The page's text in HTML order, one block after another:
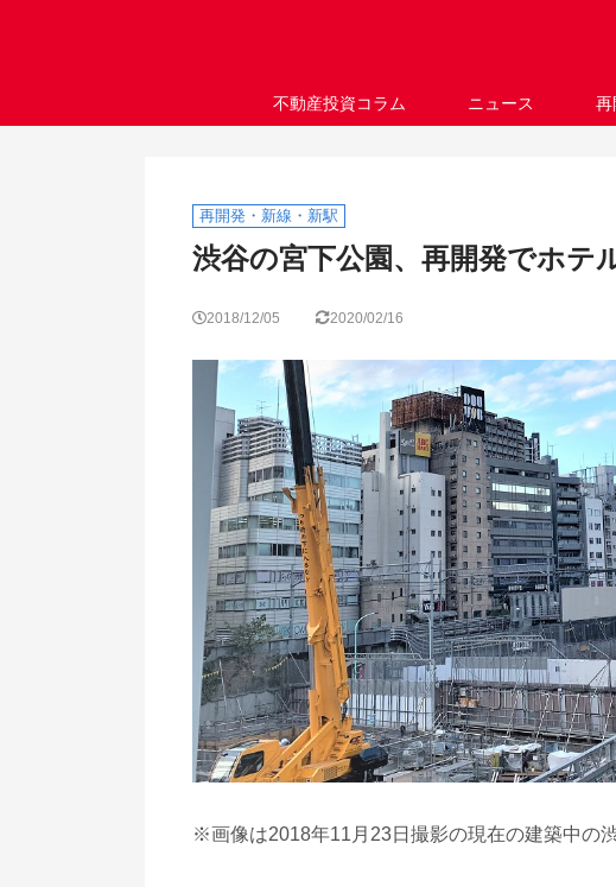
不動産投資コラム ニュース 再
再開発・新線・新駅
渋谷の宮下公園、再開発でホテ
2018/12/05 2020/02/16
※画像は2018年11月23日撮影の現在の建築中の